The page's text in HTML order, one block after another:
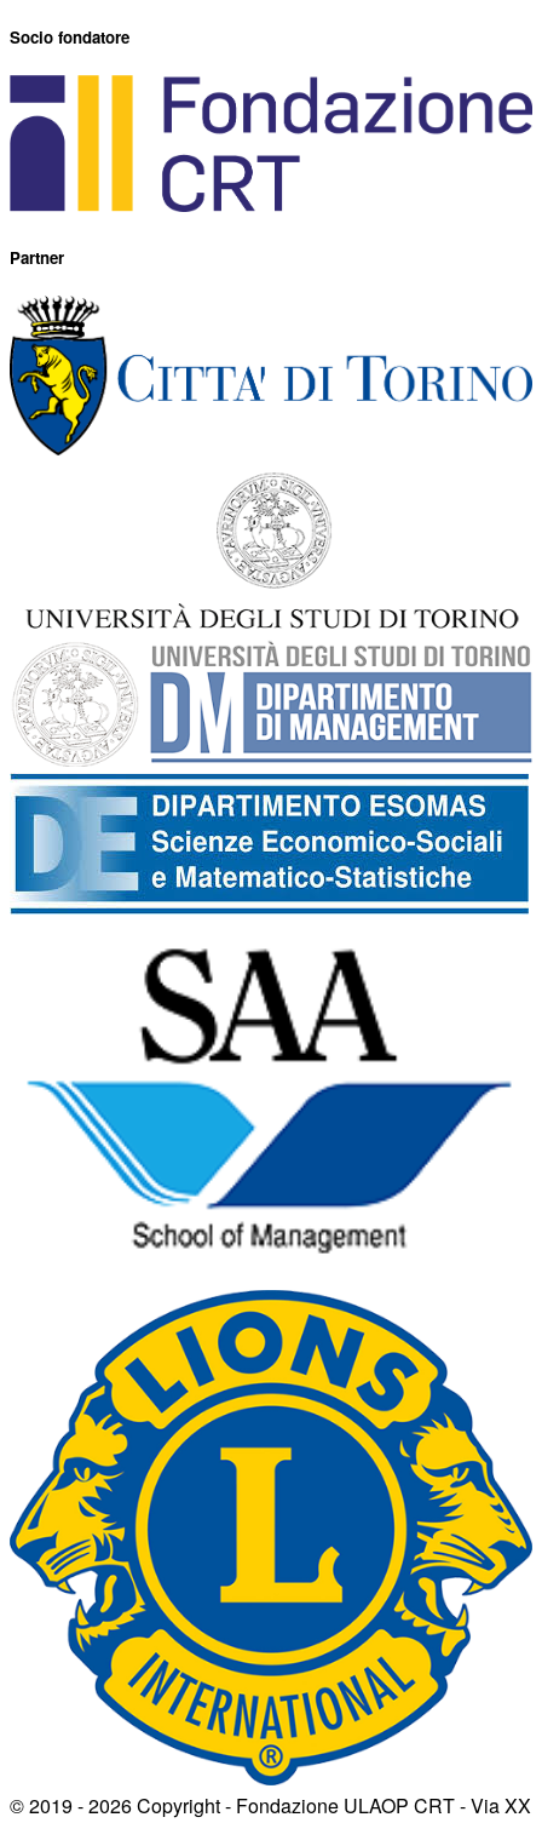
Socio fondatore
Partner
© 2019 - 2026 Copyright - Fondazione ULAOP CRT - Via XX